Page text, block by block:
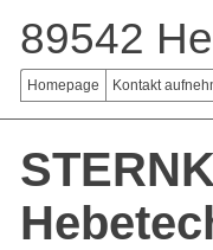
89542
Homepage Kontakt